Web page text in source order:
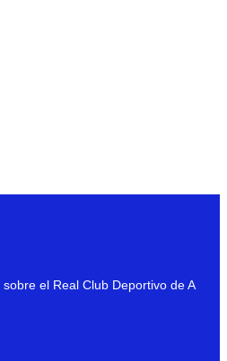
sobre el Real Club Deportivo de A